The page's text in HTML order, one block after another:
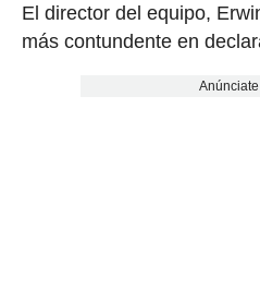
El director del equipo,
más contundente en